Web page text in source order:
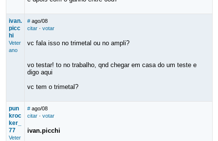
ivan.
picc
hi
Veter
ano
# ago/08
citar· votar
vc fala isso no trimetal ou no ampli?
vo testar! to no trabalho, qnd chegar em casa do um teste e
digo aqui
vc tem o trimetal?
pun
kroc
ker_
77
Veter
# ago/08
citar· votar
ivan.picchi